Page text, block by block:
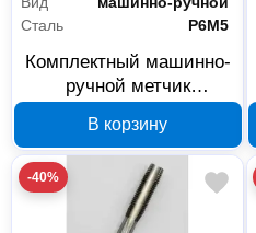
Сталь
P6M5
Комплектный машинно-
ручной метчик
М22×2 P6M5, арт.
ЗЛП3534
В корзину
-40%